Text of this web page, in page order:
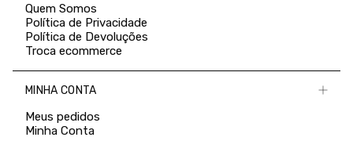
Quem Somos
Política de Privacidade
Política de Devoluções
Troca ecommerce
MINHA CONTA
Meus pedidos
Minha Conta